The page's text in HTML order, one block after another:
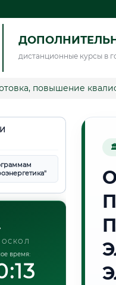
дистанционные курсы в
повышение
ОСКОЛ
время: